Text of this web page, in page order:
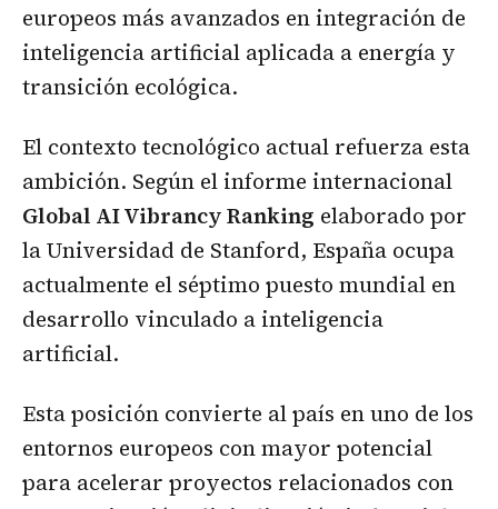
europeos más avanzados en integración de
inteligencia artificial aplicada a energía y
transición ecológica.
El contexto tecnológico actual refuerza esta
ambición. Según el informe internacional
Global AI Vibrancy Ranking elaborado por
la Universidad de Stanford, España ocupa
actualmente el séptimo puesto mundial en
desarrollo vinculado a inteligencia
artificial.
Esta posición convierte al país en uno de los
entornos europeos con mayor potencial
para acelerar proyectos relacionados con